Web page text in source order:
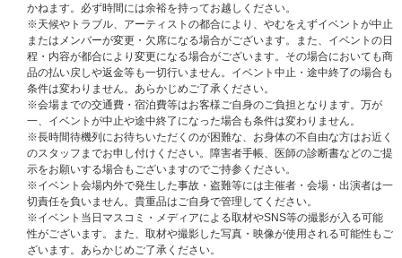
ございます。ご理解・ご協力をお願いいたします。
＜主催者が指定する顔写真付きの身分証明書＞
イベントにご参加される際は、必ず主催者が指定する、ご当選されたご本人
様の『顔写真付きの指定身分証明書』の原本(写真・コピー・有効期限切れ
のものは不可)を【1】～【6】の中から1点ご持参ください。
いかなる理由でも下記記載以外の身分証は無効となりますので、ご注意くだ
さい。
※原本のみ有効
※下記記載の身分証に別の証明写真を貼る等、身分証の偽造が発覚した場合
もご参加いただけません。
【1】パスポート
【2】運転免許証 (※第一種運転免許、第二種運転免許に限る)
【3】特別永住者証明書または在留カード
【4】身体障害者手帳、精神障害者保険福祉手帳、療育手帳
かねます。必ず時間には余裕を持ってお越しください。
※天候やトラブル、アーティストの都合により、やむをえずイベントが中止
またはメンバーが変更・欠席になる場合がございます。また、イベントの日
程・内容が都合により変更になる場合がございます。その場合においても商
品の払い戻しや返金等も一切行いません。イベント中止・途中終了の場合も
条件は変わりません。あらかじめご了承ください。
※会場までの交通費・宿泊費等はお客様ご自身のご負担となります。万が
一、イベントが中止や途中終了になった場合も条件は変わりません。
※長時間待機列にお待ちいただくのが困難な、お身体の不自由な方はお近く
のスタッフまでお申し付けください。障害者手帳、医師の診断書などのご提
示をお願いする場合もございますのでご持参ください。
※イベント会場内外で発生した事故・盗難等には主催者・会場・出演者は一
切責任を負いません。貴重品はご自身で管理してください。
※イベント当日マスコミ・メディアによる取材やSNS等の撮影が入る可能
性がございます。また、取材や撮影した写真・映像が使用される可能性もご
ざいます。あらかじめご了承ください。